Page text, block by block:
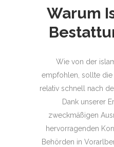
Warum
Wie von der
empfohlen, sollte
relativ schnell nach
Dank unserer
zweckmäßigen
hervorragenden
Behörden in